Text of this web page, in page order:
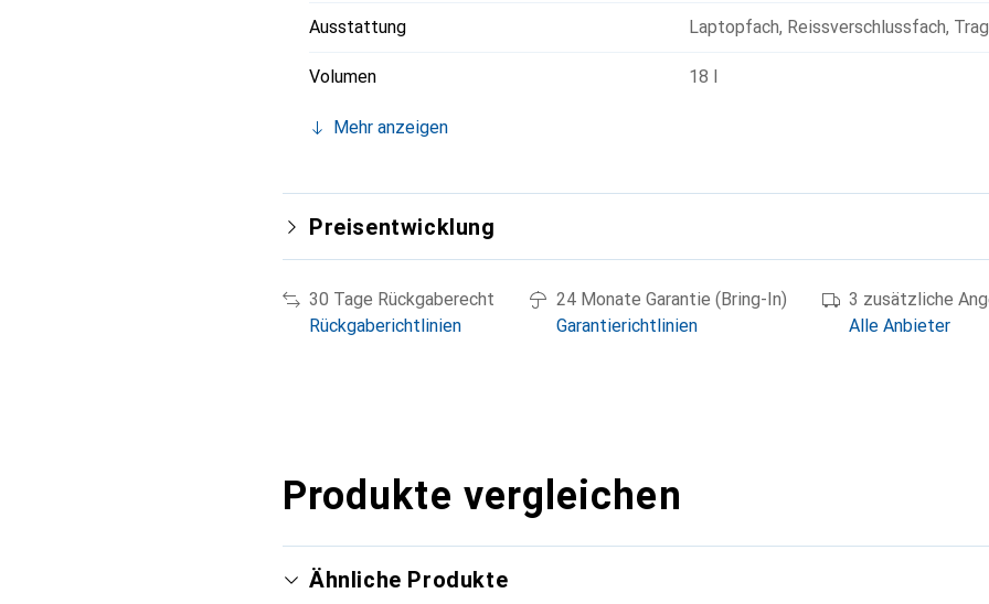
Ausstattung Laptopfach, Reissverschlussfach,
Volumen 18 l
Mehr anzeigen
Preisentwicklung
30 Tage Rückgaberecht
Rückgaberichtlinien
24 Monate Garantie (Bring-In)
Garantierichtlinien
3 zusätzliche
Alle Anbieter
Produkte vergleichen
Ähnliche Produkte